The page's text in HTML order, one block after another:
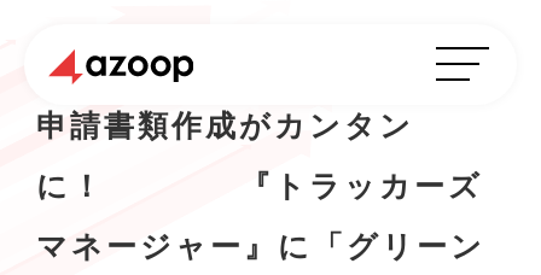
申請書類作成がカンタン
に！ 『トラッカーズ
マネージャー』に「グリーン